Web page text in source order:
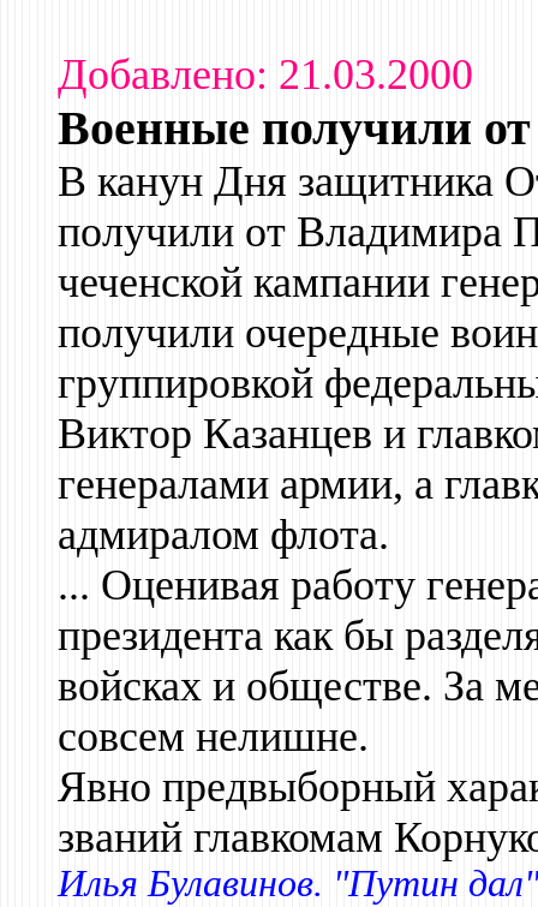
Добавлено: 21.03.2000
Военные получили
В канун Дня защитника
получили от Владимира
чеченской кампании
получили очередные
группировкой
Виктор Казанцев и
генералами армии, а
адмиралом флота.
... Оценивая работу
президента как бы
войсках и обществе. За
совсем нелишне.
Явно предвыборный
званий главкомам
Илья Булавинов. "Путин